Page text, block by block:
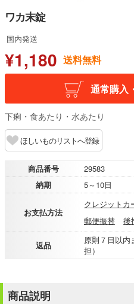
ワカ末錠
国内発送
¥1,180 送料無料
通常購入
下痢・食あたり・水あたり
ほしいものリストへ登録
商品番号
29583
納期
5～10日
お支払方法
クレジットカ
郵便振替
後
返品
原則７日以内
担）
商品説明